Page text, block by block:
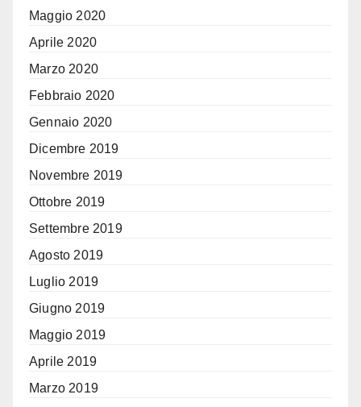
Maggio 2020
Aprile 2020
Marzo 2020
Febbraio 2020
Gennaio 2020
Dicembre 2019
Novembre 2019
Ottobre 2019
Settembre 2019
Agosto 2019
Luglio 2019
Giugno 2019
Maggio 2019
Aprile 2019
Marzo 2019